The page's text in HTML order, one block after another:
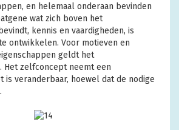
en helemaal onderaan bevinden
wat zich boven het
kennis en vaardigheden, is
ontwikkelen. Voor motieven en
geldt het
Het zelfconcept neemt een
is veranderbaar, hoewel dat de nodige